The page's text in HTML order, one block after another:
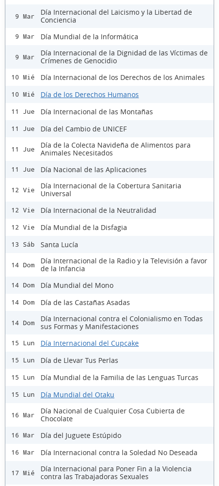
9 Mar
Día Internacional del Laicismo y la Libertad de
Conciencia
9 Mar Día Mundial de la Informática
9 Mar
Día Internacional de la Dignidad de las Víctimas de
Crímenes de Genocidio
10 Mié Día Internacional de los Derechos de los Animales
10 Mié Día de los Derechos Humanos
11 Jue Día Internacional de las Montañas
11 Jue Día del Cambio de UNICEF
11 Jue
Día de la Colecta Navideña de Alimentos para
Animales Necesitados
11 Jue Día Nacional de las Aplicaciones
12 Vie
Día Internacional de la Cobertura Sanitaria
Universal
12 Vie Día Internacional de la Neutralidad
12 Vie Día Mundial de la Disfagia
13 Sáb Santa Lucía
14 Dom
Día Internacional de la Radio y la Televisión a favor
de la Infancia
14 Dom Día Mundial del Mono
14 Dom Día de las Castañas Asadas
14 Dom
Día Internacional contra el Colonialismo en Todas
sus Formas y Manifestaciones
15 Lun Día Internacional del Cupcake
15 Lun Día de Llevar Tus Perlas
15 Lun Día Mundial de la Familia de las Lenguas Turcas
15 Lun Día Mundial del Otaku
16 Mar
Día Nacional de Cualquier Cosa Cubierta de
Chocolate
16 Mar Día del Juguete Estúpido
16 Mar Día Internacional contra la Soledad No Deseada
17 Mié
Día Internacional para Poner Fin a la Violencia
contra las Trabajadoras Sexuales